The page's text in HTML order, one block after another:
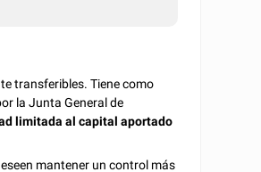
transferibles. Tiene como
la Junta General de
limitada al capital aportado
mantener un control más